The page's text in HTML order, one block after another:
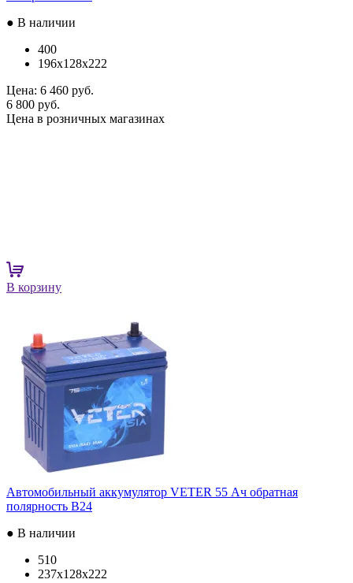
● В наличии
400
196x128x222
Цена: 6 460 руб.
6 800 руб.
Цена в розничных магазинах
В корзину
Автомобильный аккумулятор VETER 55 Ач обратная
полярность B24
● В наличии
510
237x128x222